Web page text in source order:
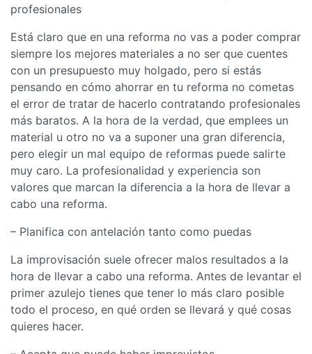
profesionales
Está claro que en una reforma no vas a poder comprar
siempre los mejores materiales a no ser que cuentes
con un presupuesto muy holgado, pero si estás
pensando en cómo ahorrar en tu reforma no cometas
el error de tratar de hacerlo contratando profesionales
más baratos. A la hora de la verdad, que emplees un
material u otro no va a suponer una gran diferencia,
pero elegir un mal equipo de reformas puede salirte
muy caro. La profesionalidad y experiencia son
valores que marcan la diferencia a la hora de llevar a
cabo una reforma.
– Planifica con antelación tanto como puedas
La improvisación suele ofrecer malos resultados a la
hora de llevar a cabo una reforma. Antes de levantar el
primer azulejo tienes que tener lo más claro posible
todo el proceso, en qué orden se llevará y qué cosas
quieres hacer.